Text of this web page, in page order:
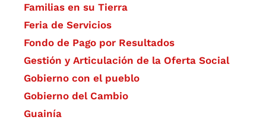
Familias en su Tierra
Feria de Servicios
Fondo de Pago por Resultados
Gestión y Articulación de la Oferta Social
Gobierno con el pueblo
Gobierno del Cambio
Guainía